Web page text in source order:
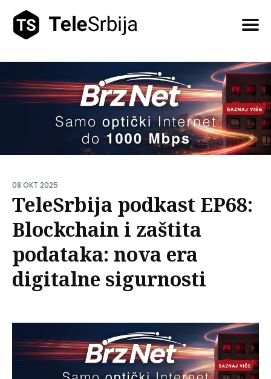
08 OKT 2025
TeleSrbija podkast EP68:
Blockchain i zaštita
podataka: nova era
digitalne sigurnosti